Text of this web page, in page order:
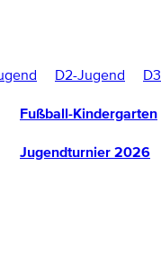
D2-Jugend
Fußball-Kindergarten
Jugendturnier 2026